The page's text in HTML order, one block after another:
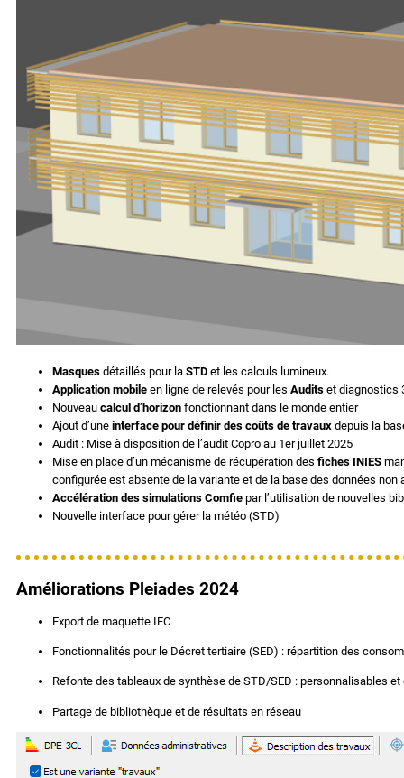
Masques détaillés pour la STD et les calculs lumineux.
Application mobile en ligne de relevés pour les Audits et diagnostics
Nouveau calcul d’horizon fonctionnant dans le monde entier
Ajout d’une interface pour définir des coûts de travaux depuis la
Audit : Mise à disposition de l’audit Copro au 1er juillet 2025
Mise en place d’un mécanisme de récupération des fiches INIES
configurée est absente de la variante et de la base des données non
Accélération des simulations Comfie par l’utilisation de nouvelles
Nouvelle interface pour gérer la météo (STD)
Améliorations Pleiades 2024
Export de maquette IFC
Fonctionnalités pour le Décret tertiaire (SED) : répartition des
Refonte des tableaux de synthèse de STD/SED : personnalisables
Partage de bibliothèque et de résultats en réseau